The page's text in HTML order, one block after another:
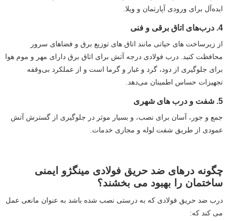
ایده‌آل برای ورودی آپارتمان و ویلا.
4. درب‌های اتاق برقی و فنی
از زیرساخت های حیاتی مانند اتاق های توزیع برق و فضاهای سرور
محافظت کنید. درب فولادی درجه آتش برای اتاق برق دارای مهر و موم هوا
برای جلوگیری از دود، گرد و غبار و گرما است و از عملکرد بی‌وقفه
تجهیزات حساس اطمینان می‌دهد.
5. شفت و درب های شهری
جمع و جور، آسان برای نصب، و بسیار موثر در جلوگیری از گسترش آتش
عمودی از طریق شفت لوله و مجاری خدمات.
چگونه درهای ضد حریق فولادی مینگژو ایمنی
ساختمان را بهبود می بخشند؟
درب ضد حریق فولادی که به درستی نصب شده باشد به عنوان مانعی عمل
می کند که: